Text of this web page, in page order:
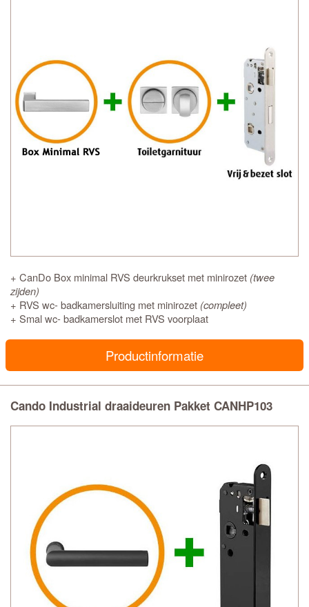
+ CanDo Box minimal RVS deurkrukset met minirozet (twee
zijden)
+ RVS wc- badkamersluiting met minirozet (compleet)
+ Smal wc- badkamerslot met RVS voorplaat
Productinformatie
Cando Industrial draaideuren Pakket CANHP103